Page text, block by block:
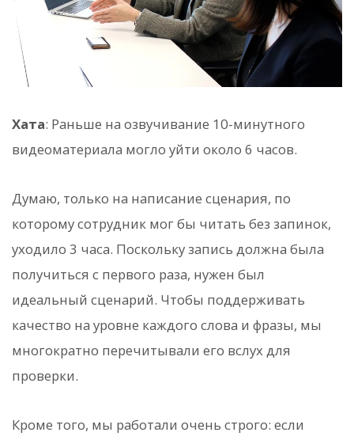
Хата: Раньше на озвучивание 10-минутного
видеоматериала могло уйти около 6 часов.
Думаю, только на написание сценария, по
которому сотрудник мог бы читать без запинок,
уходило 3 часа. Поскольку запись должна была
получиться с первого раза, нужен был
идеальный сценарий. Чтобы поддерживать
качество на уровне каждого слова и фразы, мы
многократно перечитывали его вслух для
проверки.
Кроме того, мы работали очень строго: если